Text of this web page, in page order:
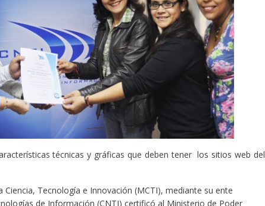
técnicas y gráficas que deben tener los sitios web del
Ciencia, Tecnología e Innovación (MCTI), mediante su ente
de Información (CNTI) certificó al Ministerio de Poder